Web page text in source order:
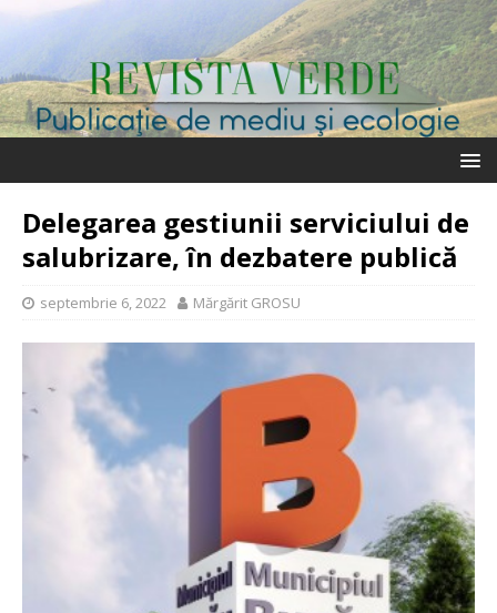
Delegarea gestiunii serviciului de
salubrizare, în dezbatere publică
septembrie 6, 2022 Mărgărit GROSU